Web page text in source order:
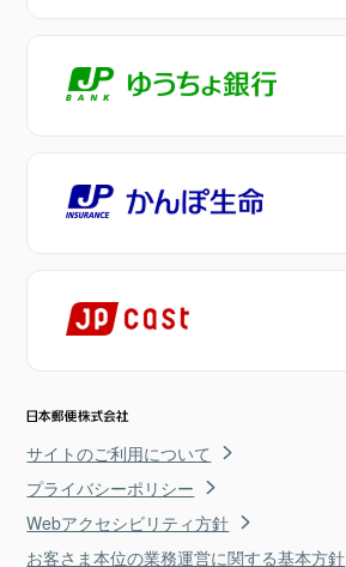
サイトのご利用について
プライバシーポリシー
Webアクセシビリティ方針
お客さま本位の業務運営に関する基本方針